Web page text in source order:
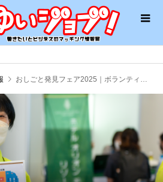
おしごと発見フェア2025｜ボランティア募集のお知らせ